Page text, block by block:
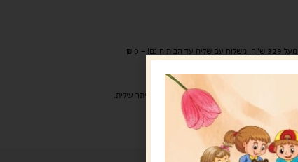
מעל 329 ש"ח, משלוח עם שליח עד הבית חינם! – 0 ₪
איסוף עצמי: מ"ביתר טויס" רחוב בניין דוד 18, ביתר עילית.